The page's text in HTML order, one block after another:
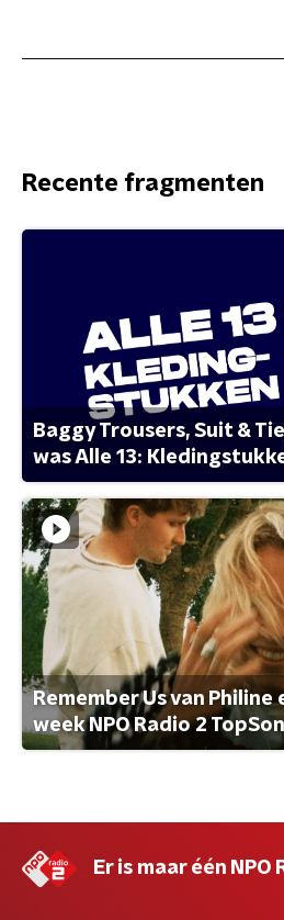
Recente fragmenten
Baggy Trousers, Suit &
was Alle 13:
Remember Us van Philine
week NPO Radio 2
Er is maar één NPO